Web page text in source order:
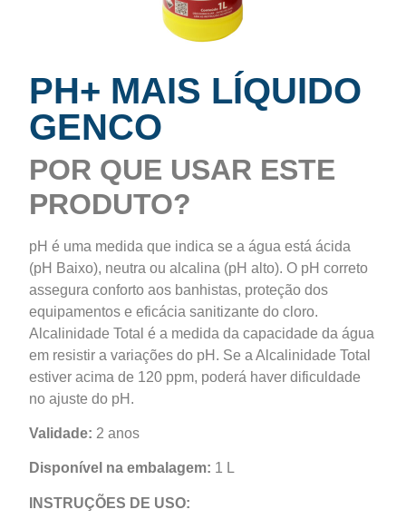
PH+ MAIS LÍQUIDO
GENCO
POR QUE USAR ESTE
PRODUTO?
pH é uma medida que indica se a água está ácida
(pH Baixo), neutra ou alcalina (pH alto). O pH correto
assegura conforto aos banhistas, proteção dos
equipamentos e eficácia sanitizante do cloro.
Alcalinidade Total é a medida da capacidade da água
em resistir a variações do pH. Se a Alcalinidade Total
estiver acima de 120 ppm, poderá haver dificuldade
no ajuste do pH.
Validade: 2 anos
Disponível na embalagem: 1 L
INSTRUÇÕES DE USO: